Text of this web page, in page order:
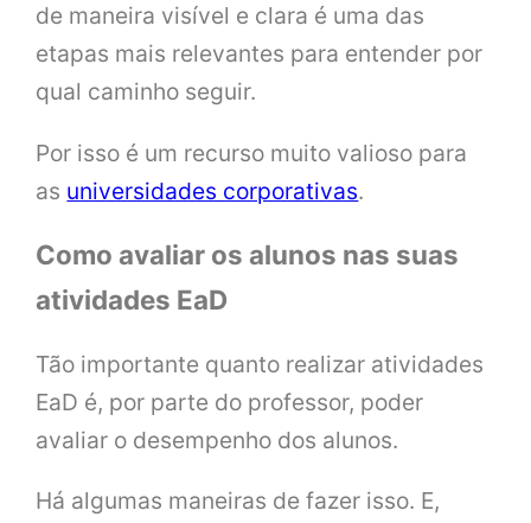
de maneira visível e clara é uma das
etapas mais relevantes para entender por
qual caminho seguir.
Por isso é um recurso muito valioso para
as universidades corporativas.
Como avaliar os alunos nas suas
atividades EaD
Tão importante quanto realizar atividades
EaD é, por parte do professor, poder
avaliar o desempenho dos alunos.
Há algumas maneiras de fazer isso. E,